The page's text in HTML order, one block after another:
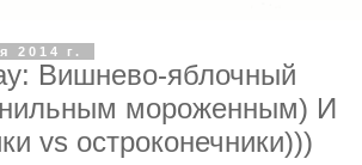
2014 г.
Вишнево-яблочный
мороженным) И
vs остроконечники)))